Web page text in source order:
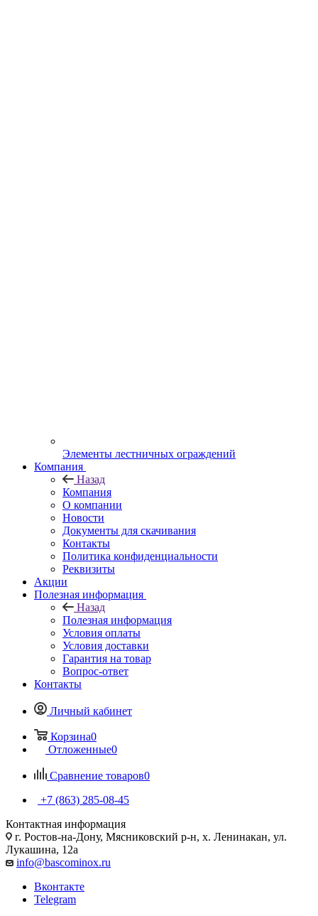
Элементы лестничных ограждений
Компания
Назад
Компания
О компании
Новости
Документы для скачивания
Контакты
Политика конфиденциальности
Реквизиты
Акции
Полезная информация
Назад
Полезная информация
Условия оплаты
Условия доставки
Гарантия на товар
Вопрос-ответ
Контакты
Личный кабинет
Корзина0
Отложенные0
Сравнение товаров0
+7 (863) 285-08-45
Контактная информация
г. Ростов-на-Дону, Мясниковский р-н, х. Ленинакан, ул.
Лукашина, 12а
info@bascominox.ru
Вконтакте
Telegram